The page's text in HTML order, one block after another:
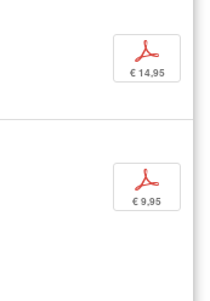
p
€ 14,95
p
€ 9,95